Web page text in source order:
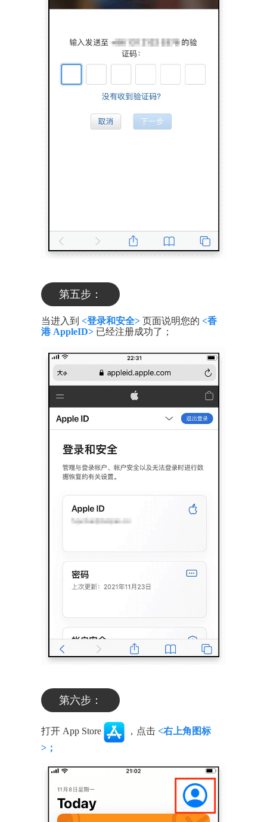
第五步：
当进入到<登录和安全> 页面说明您的<香
港 AppleID> 已经注册成功了；
第六步：
打开 App Store ，点击<右上角图标
>；